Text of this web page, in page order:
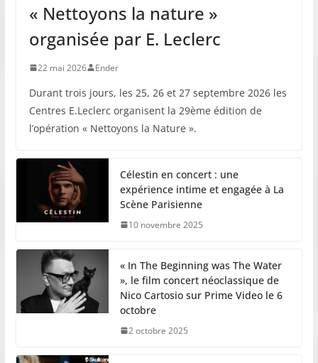
« Nettoyons la nature »
organisée par E. Leclerc
22 mai 2026 Ender
Durant trois jours, les 25, 26 et 27 septembre 2026 les
Centres E.Leclerc organisent la 29ème édition de
l’opération « Nettoyons la Nature ».
Célestin en concert : une
expérience intime et engagée à La
Scène Parisienne
10 novembre 2025
« In The Beginning was The Water
», le film concert néoclassique de
Nico Cartosio sur Prime Video le 6
octobre
2 octobre 2025